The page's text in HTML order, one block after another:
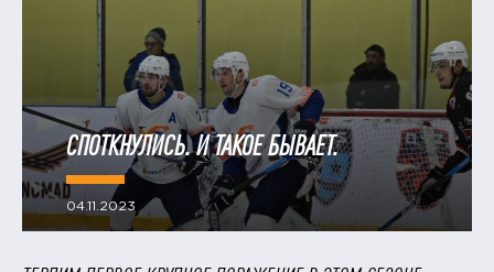
СПОТКНУЛИСЬ. И ТАКОЕ БЫВАЕТ.
04.11.2023